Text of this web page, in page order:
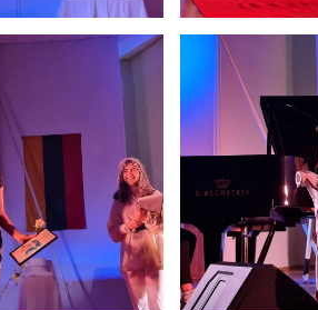
Pradžia Pabaiga
8:45
9:40
10:35
10:50
11:35
11:55
12:40
13:00
13:45
14:00
14:45
14:55
15:40
15:50
16:35
16:45
17:30
2025 -
2025 -
Veiklos ir
2025 -